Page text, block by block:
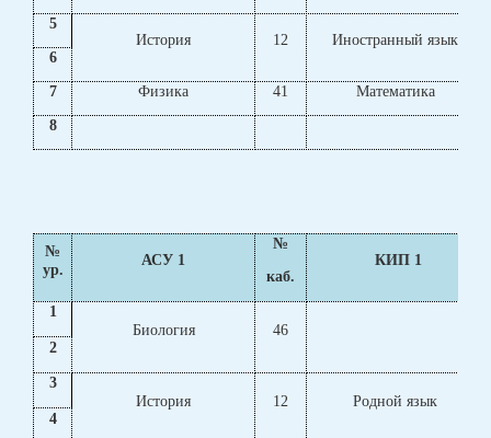
5
История
12
Иностранный язык
6
7
Физика 41
Математика
8
№
ур.
АСУ 1
№
каб.
КИП 1
1
Биология
46
2
3
История
12
Родной язык
4